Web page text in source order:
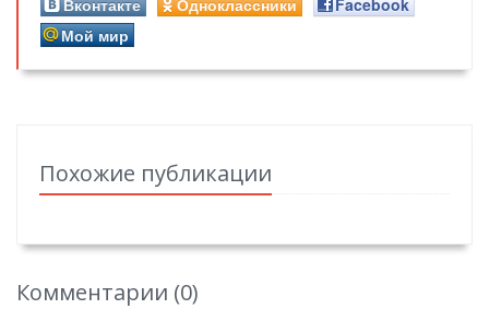
Вконтакте
Одноклассники
Facebook
Мой мир
Похожие публикации
Комментарии (0)